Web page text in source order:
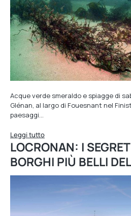
Acque verde smeraldo e spiagge di
Glénan, al largo di Fouesnant nel
paesaggi…
Leggi tutto
LOCRONAN: I
BORGHI PIÙ BELLI